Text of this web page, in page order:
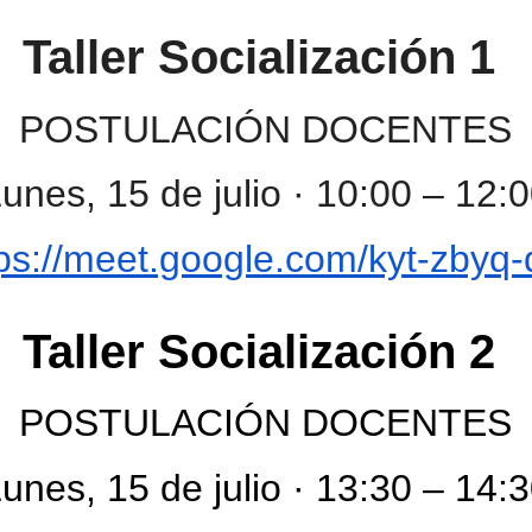
Taller Socialización 1
POSTULACIÓN DOCENTES
15 de julio · 10:00 –
meet.google.com/kyt-zbyq-
Taller Socialización 2
POSTULACIÓN DOCENTES
15 de julio · 13:30 –